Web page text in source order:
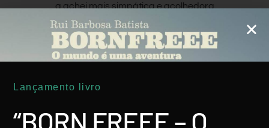
a achei mais simpática e acolhedora.
REPLY
Rui Batista
19 Novembro, 2016 at 10:35
Carla, tens toda a razão: esta zona é
politicamente conturbado. De turismo
tive mais experiências positivas do que
Lançamento livro
“BORN FREEE – O